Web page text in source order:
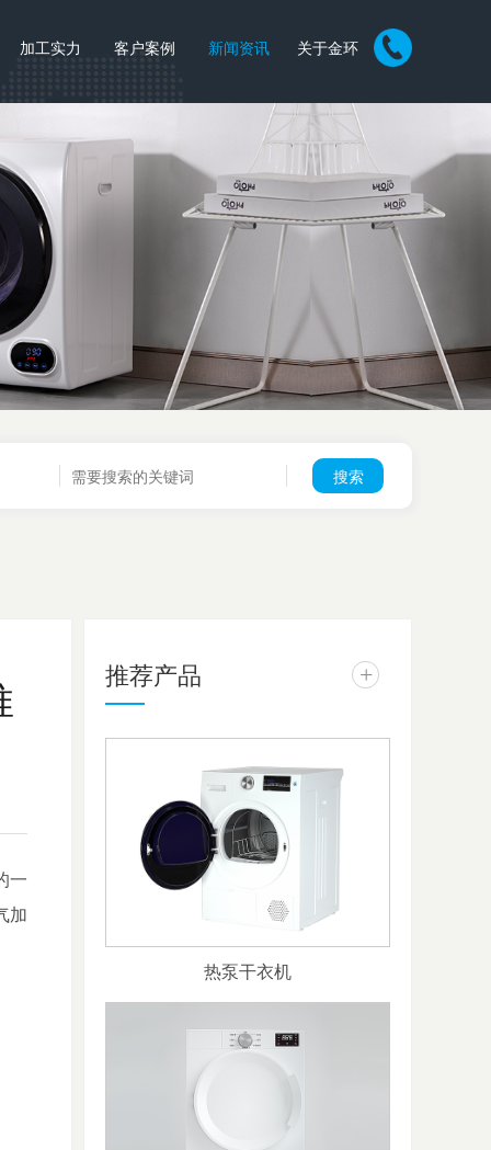
加工实力 客户案例 新闻资讯 关于金环
一
加
推荐产品 +
热泵干衣机